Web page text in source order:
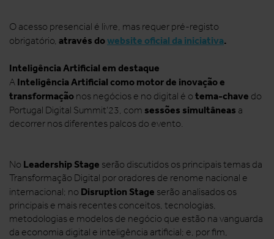
O acesso presencial é livre, mas requer pré-registo
obrigatório, através dowebsite oficial da iniciativa.
Inteligência Artificial em destaque
A Inteligência Artificial como motor de inovação e
transformação nos negócios e no digital é o tema-chave do
Portugal Digital Summit'23, com sessões simultâneas a
decorrer nos diferentes palcos do evento.
No Leadership Stage serão discutidos os principais temas da
Transformação Digital por oradores de renome nacional e
internacional; no Disruption Stage serão analisados os
principais e mais recentes conceitos, tecnologias,
metodologias e modelos de negócio que estão na vanguarda
da economia digital e inteligência artificial; e, por fim,